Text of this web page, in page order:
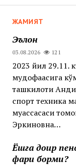
ЖАМИЯТ
Эълон
03.08.2026 121
2023 йил 29.11.
мудофаасига
ташкилоти
спорт техника
муассасаси
Эркиновна…
Ёшга доир
фарқи борми?